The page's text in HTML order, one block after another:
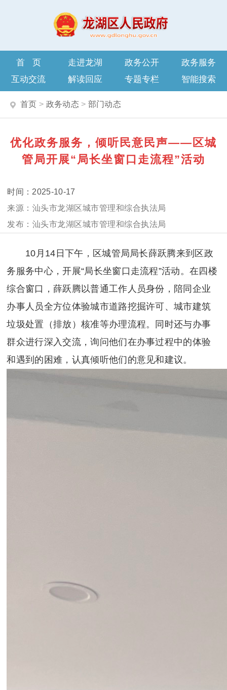
首页 走进龙湖 政务公开
政务服务
互动交流
解读回应 专题专栏 智能搜索
首页 > 政务动态> 部门动态
优化政务服务，倾听民意民声——区城
管局开展“局长坐窗口走流程”活动
2025-10-17
汕头市龙湖区城市管理和综合执法局
汕头市龙湖区城市管理和综合执法局
10月14日下午，区城管局局长薛跃腾来到区政
务服务中心，开展“局长坐窗口走流程”活动。在四楼
综合窗口，薛跃腾以普通工作人员身份，陪同企业
办事人员全方位体验城市道路挖掘许可、城市建筑
垃圾处置（排放）核准等办理流程。同时还与办事
群众进行深入交流，询问他们在办事过程中的体验
和遇到的困难，认真倾听他们的意见和建议。